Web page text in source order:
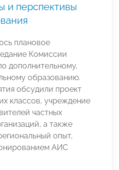
и перспективы
плановое
Комиссии
образованию.
обсудили проект
классов, учреждение
частных
а также
опыт,
АИС